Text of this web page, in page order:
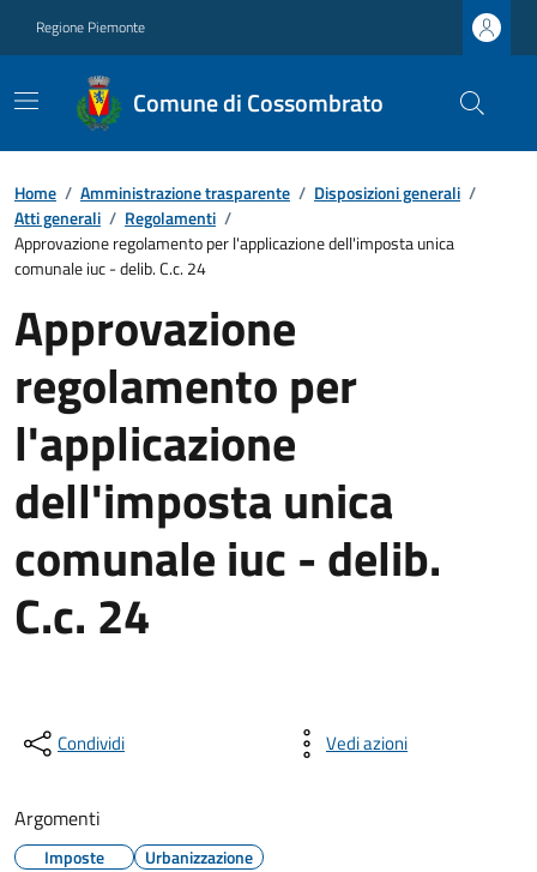
Regione Piemonte
Comune di Cossombrato
Home / Amministrazione trasparente / Disposizioni generali /
Atti generali / Regolamenti /
Approvazione regolamento per l'applicazione dell'imposta unica
comunale iuc - delib. C.c. 24
Approvazione
regolamento per
l'applicazione
dell'imposta unica
comunale iuc - delib.
C.c. 24
Condividi Vedi azioni
Argomenti
Imposte Urbanizzazione